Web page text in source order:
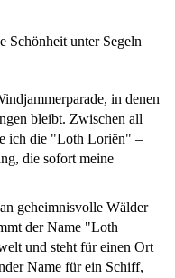
Schönheit unter Segeln
in denen
bleibt. Zwischen all
ich die "Loth Loriën" –
die sofort meine
geheimnisvolle Wälder
der Name "Loth
und steht für einen Ort
Name für ein Schiff,